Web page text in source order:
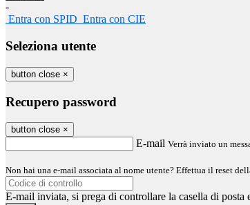
-
Entra con SPID Entra con CIE
Seleziona utente
button close ×
Recupero password
button close ×
E-mail Verrà inviato un
Non hai una e-mail associata al nome utente? Effettua il reset
E-mail inviata, si prega di controllare la casella di posta